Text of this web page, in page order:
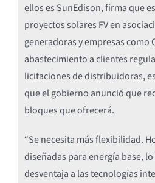
ellos es SunEdison, firma que
proyectos solares FV en
generadoras y empresas como
abastecimiento a clientes
licitaciones de distribuidoras,
que el gobierno anunció que
bloques que ofrecerá.
“Se necesita más flexibilidad.
diseñadas para energía base,
desventaja a las tecnologías